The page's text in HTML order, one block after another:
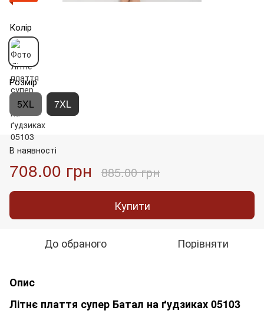
Колір
Розмір
5XL 7XL
В наявності
708.00 грн 885.00 грн
Купити
До обраного Порівняти
Опис
Літнє плаття супер Батал на ґудзиках 05103